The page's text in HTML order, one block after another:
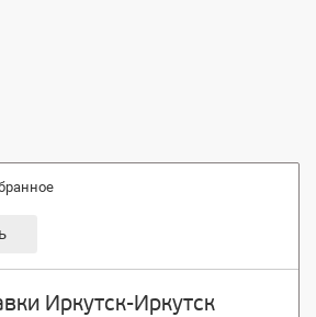
Иркутск-Иркутск